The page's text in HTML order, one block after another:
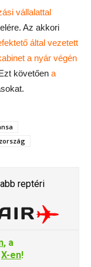
vállalattal
Az akkori
által vezetett
a nyár végén
követően a
reptéri
, a
X-en!